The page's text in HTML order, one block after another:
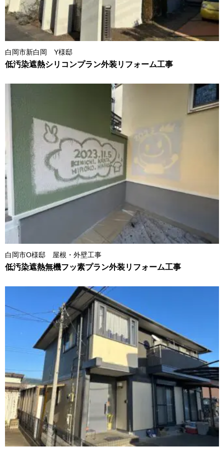
白岡市新白岡 Y様邸
低汚染遮熱シリコンプラン外装リフォーム工事
白岡市O様邸 屋根・外壁工事
低汚染遮熱無機フッ素プラン外装リフォーム工事